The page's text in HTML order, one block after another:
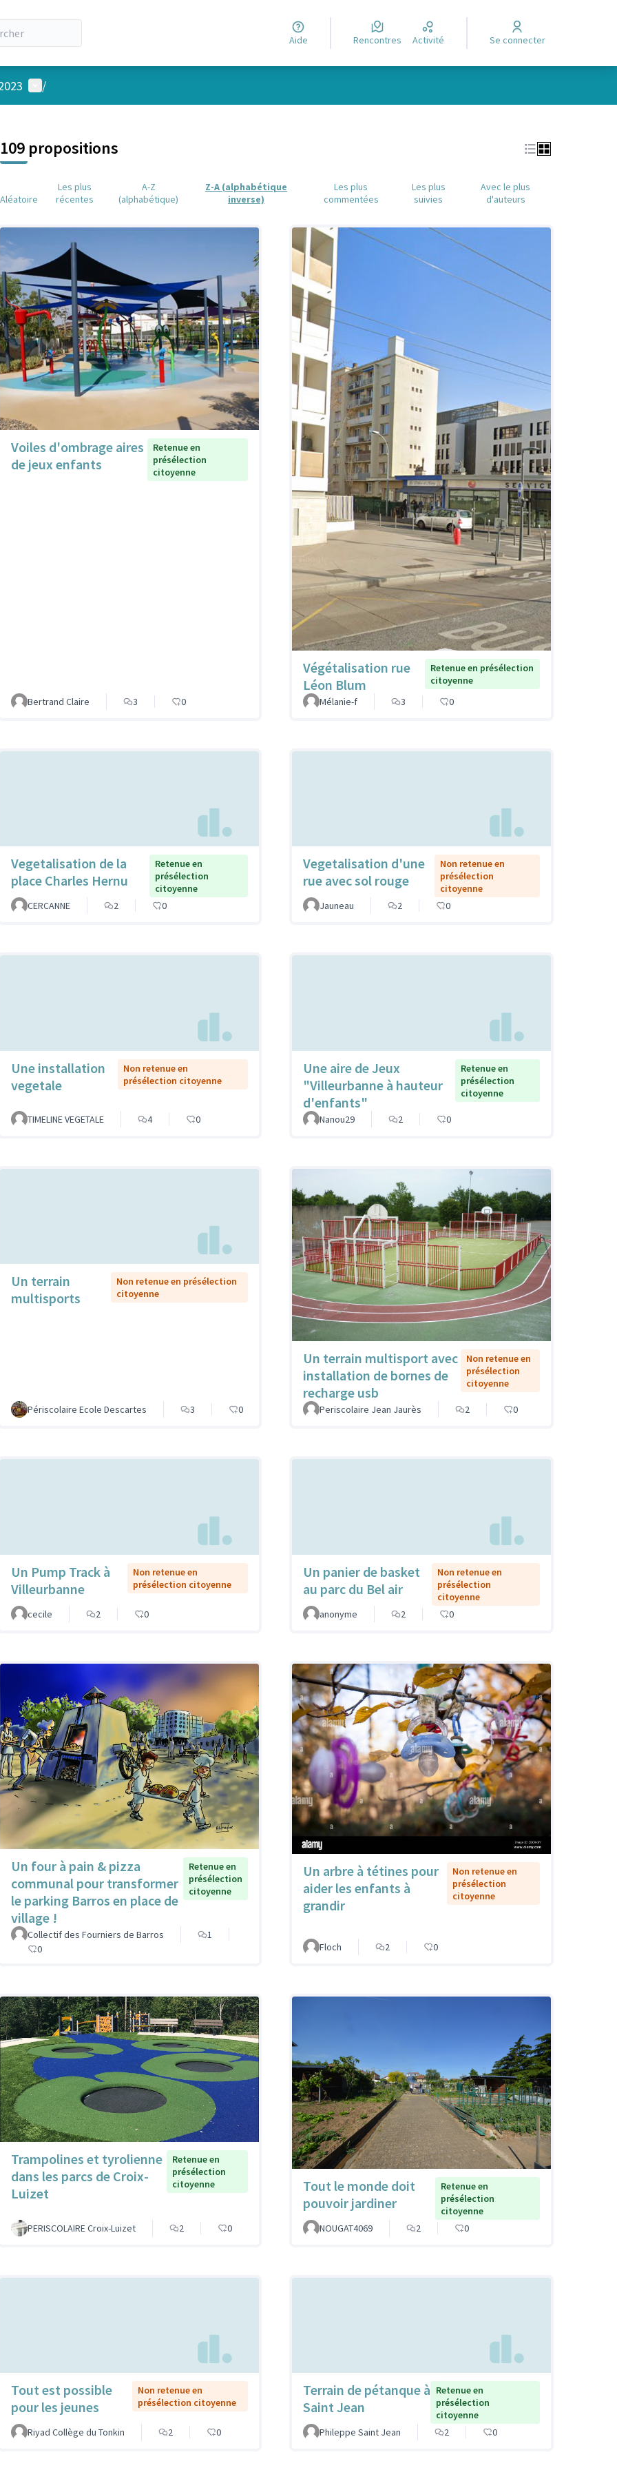
Aide Rencontres Activité Se connecter
Menu utilisateur
/
109 propositions
Aléatoire
Les plus
récentes
A-Z
(alphabétique)
Z-A (alphabétique
inverse)
Les plus
commentées
Les plus
suivies
Avec le plus
d'auteurs
Voiles d'ombrage aires
de jeux enfants
Retenue en
présélection
citoyenne
Bertrand Claire 3 0
Végétalisation rue
Léon Blum
Retenue en présélection
citoyenne
Mélanie-f
3 0
Vegetalisation de la
place Charles Hernu
Retenue en
présélection
citoyenne
CERCANNE
2 0
Vegetalisation d'une
rue avec sol rouge
Non retenue en
présélection
citoyenne
Jauneau
2 0
Une installation
vegetale
Non retenue en
présélection citoyenne
TIMELINE VEGETALE 4 0
Une aire de Jeux
"Villeurbanne à hauteur
d'enfants"
Retenue en
présélection
citoyenne
Nanou29 2 0
Un terrain
multisports
Non retenue en présélection
citoyenne
Périscolaire Ecole Descartes 3 0
Un terrain multisport avec
installation de bornes de
recharge usb
Non retenue en
présélection
citoyenne
Periscolaire Jean Jaurès 2 0
Un Pump Track à
Villeurbanne
Non retenue en
présélection citoyenne
cecile 2 0
Un panier de basket
au parc du Bel air
Non retenue en
présélection
citoyenne
anonyme
2 0
Un four à pain & pizza
communal pour transformer
le parking Barros en place de
village !
Retenue en
présélection
citoyenne
Collectif des Fourniers de Barros
1
0
Un arbre à tétines pour
aider les enfants à
grandir
Non retenue en
présélection
citoyenne
Floch 2 0
Trampolines et tyrolienne
dans les parcs de Croix-
Luizet
Retenue en
présélection
citoyenne
PERISCOLAIRE Croix-Luizet 2 0
Tout le monde doit
pouvoir jardiner
Retenue en
présélection
citoyenne
NOUGAT4069
2 0
Tout est possible
pour les jeunes
Non retenue en
présélection citoyenne
Riyad Collège du Tonkin 2 0
Terrain de pétanque à
Saint Jean
Retenue en
présélection
citoyenne
Phileppe Saint Jean
2 0